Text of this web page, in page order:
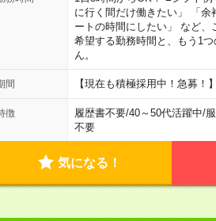
に行く間だけ働きたい」 「
ートの時間にしたい」 など
希望する勤務時間と、もう1
ん。
間 【現在も積極採用中！急募！
徴 履歴書不要/40～50代活躍中/
不要
気になる！